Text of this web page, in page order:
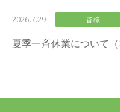
2026.7.29 皆様
夏季一斉休業について